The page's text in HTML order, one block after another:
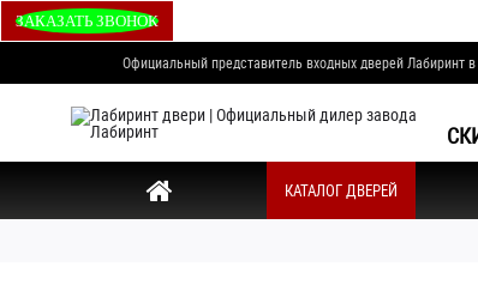
ЗАКАЗАТЬ ЗВОНОК
Официальный представитель входных дверей Лабиринт
КАТАЛОГ ДВЕРЕЙ